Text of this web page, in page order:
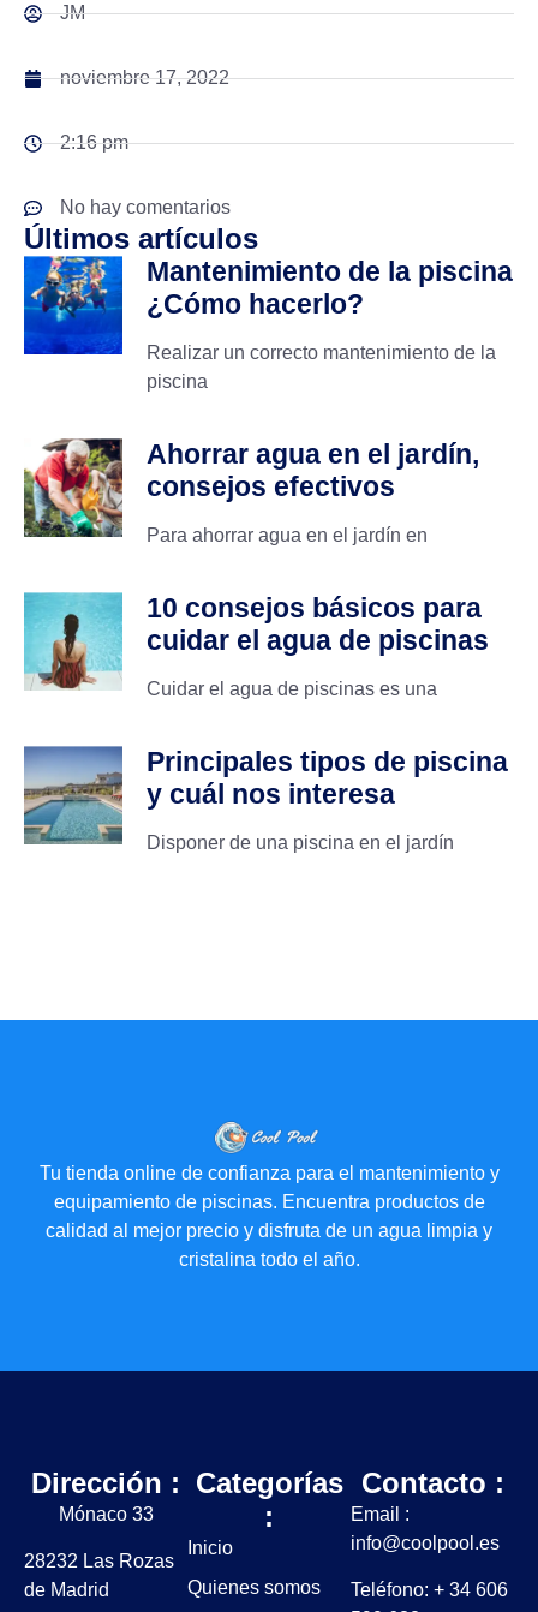
JM
noviembre 17, 2022
2:16 pm
No hay comentarios
Últimos artículos
Mantenimiento de la piscina
¿Cómo hacerlo?
Realizar un correcto mantenimiento de la
piscina
Ahorrar agua en el jardín,
consejos efectivos
Para ahorrar agua en el jardín en
10 consejos básicos para
cuidar el agua de piscinas
Cuidar el agua de piscinas es una
Principales tipos de piscina
y cuál nos interesa
Disponer de una piscina en el jardín
Tu tienda online de confianza para el mantenimiento y
equipamiento de piscinas. Encuentra productos de
calidad al mejor precio y disfruta de un agua limpia y
cristalina todo el año.
Dirección :
Mónaco 33
28232 Las Rozas
de Madrid
Categorías
:
Inicio
Quienes somos
Contacto :
Email :
info@coolpool.es
Teléfono: + 34 606